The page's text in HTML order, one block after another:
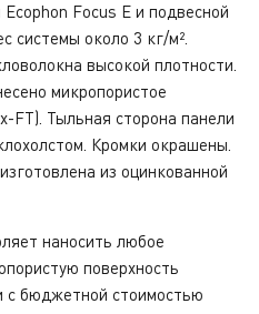
Focus Е и подвесной
системы около 3 кг/м².
высокой плотности.
микропористое
FT). Тыльная сторона панели
Кромки окрашены.
из оцинкованной
наносить любое
поверхность
с бюджетной стоимостью